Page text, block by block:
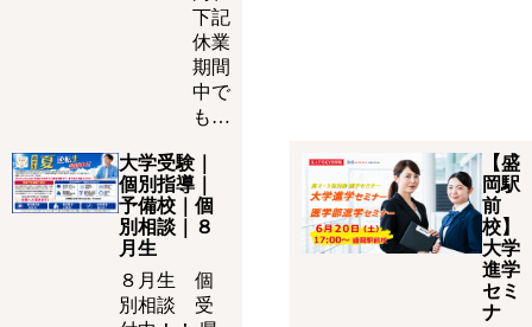
下記
休業
期間
中で
も…
大学受験｜
個別指導｜
予備校｜個
別相談｜８
月生
８月生 個
別相談 受
【盛
岡駅
前
校】
大学
進学
セミ
ナ